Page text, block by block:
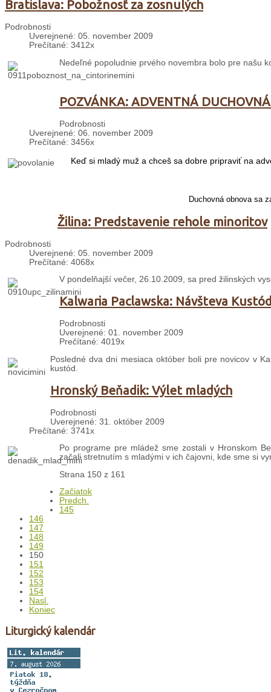
Bratislava: Pobožnosť za zosnulých
Podrobnosti
Uverejnené: 05. november 2009
Prečítané: 3412x
Nedeľné popoludnie prvého novembra bolo pre našu
POZVÁNKA: ADVENTNÁ
Podrobnosti
Uverejnené: 06. november 2009
Prečítané: 3456x
Keď si mladý muž a chceš sa dobre pripraviť na
Duchovná obnova sa
Žilina: Predstavenie rehole minoritov
Podrobnosti
Uverejnené: 05. november 2009
Prečítané: 4068x
V pondelňajší večer, 26.10.2009, sa pred žilinských
Kalwaria Paclawska: Návšteva
Podrobnosti
Uverejnené: 01. november 2009
Prečítané: 4019x
Posledné dva dni mesiaca október boli pre novicov v
kustód.
Hronský Beňadik: Výlet mladých
Podrobnosti
Uverejnené: 31. október 2009
Prečítané: 3741x
Po programe pre mládež sme zostali v Hronskom
začali stretnutím s mladými v ich čajovni, kde sme si
Strana 150 z 161
Začiatok
Predch.
145
146
147
148
149
150
151
152
153
154
Nasl.
Koniec
Liturgický kalendár